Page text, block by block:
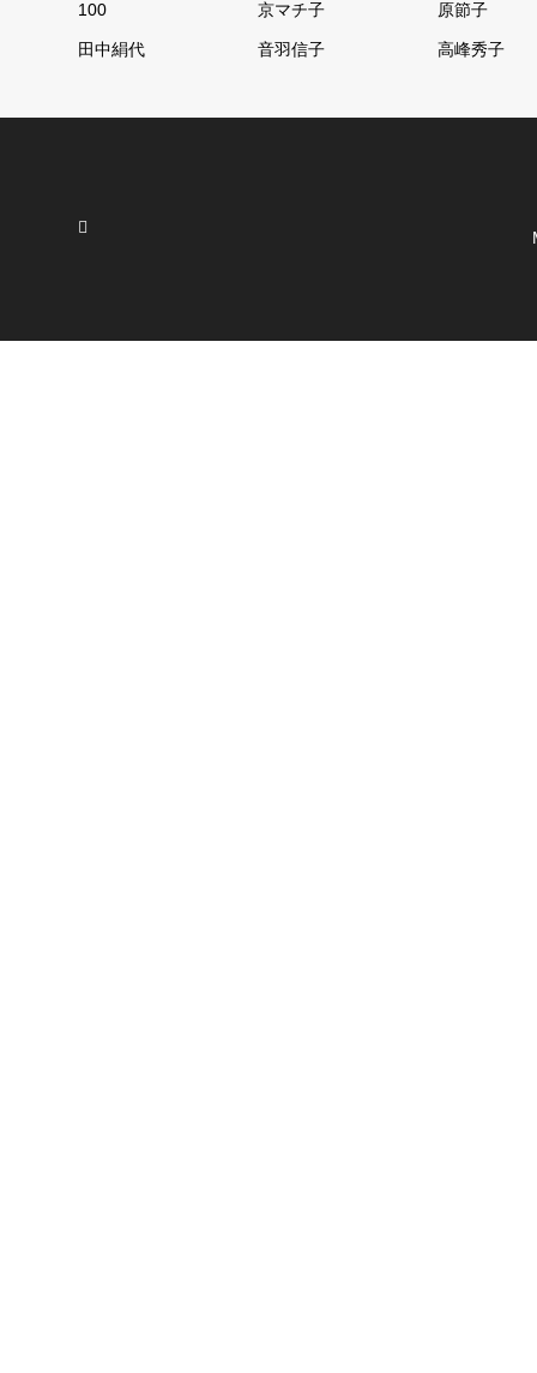
100 京マチ子 原節子
田中絹代 音羽信子 高峰秀子